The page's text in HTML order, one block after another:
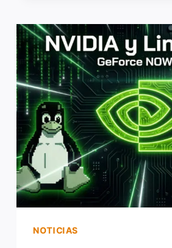
PARCHES
WINE
REVOLUCIONAN
LA
EDICIÓN
NOTICIAS